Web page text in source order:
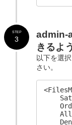
admin-
きるよ
以下を選
さい。
    Order allow,deny
    Allow from all
STEP
3